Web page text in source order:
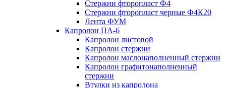
Стержни фторопласт Ф4
Стержни фторопласт черные Ф4К20
Лента ФУМ
Капролон ПА-6
Капролон листовой
Капролон стержни
Капролон маслонаполненный стержни
Капролон графитонаполненный
стержни
Втулки из капролона